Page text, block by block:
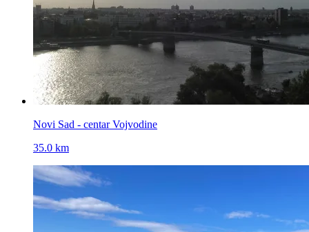
Novi Sad - centar Vojvodine
35.0 km